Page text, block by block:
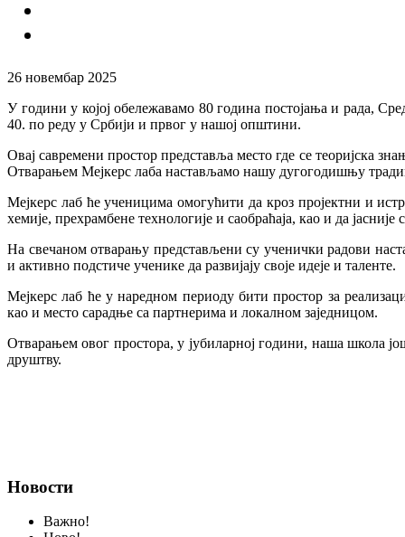
26 новембар 2025
У години у којој обележавамо 80 година постојања и рада,
40. по реду у Србији и првог у нашој општини.
Овај савремени простор представља место где се теоријска
Отварањем Мејкерс лаба настављамо нашу дугогодишњу
Мејкерс лаб ће ученицима омогућити да кроз пројектни и
хемије, прехрамбене технологије и саобраћаја, као и да
На свечаном отварању представљени су ученички радови
и активно подстиче ученике да развијају своје идеје и таленте.
Мејкерс лаб ће у наредном периоду бити простор за
као и место сарадње са партнерима и локалном заједницом.
Отварањем овог простора, у јубиларној години, наша школа
друштву.
Новости
Важно!